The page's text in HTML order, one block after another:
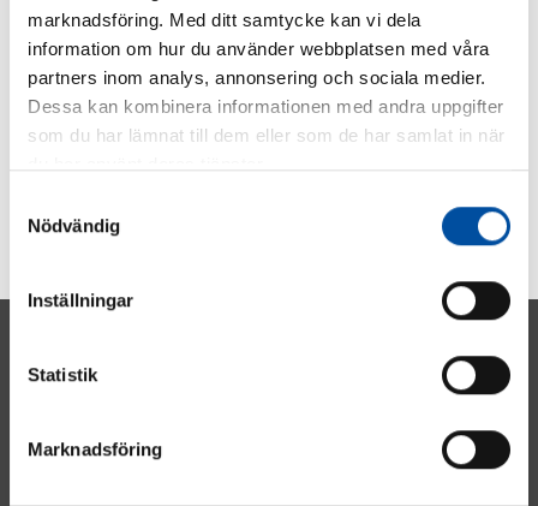
marknadsföring. Med ditt samtycke kan vi dela
information om hur du använder webbplatsen med våra
partners inom analys, annonsering och sociala medier.
Dessa kan kombinera informationen med andra uppgifter
som du har lämnat till dem eller som de har samlat in när
Nödvändig
Inställningar
Statistik
Marknadsföring
Energi